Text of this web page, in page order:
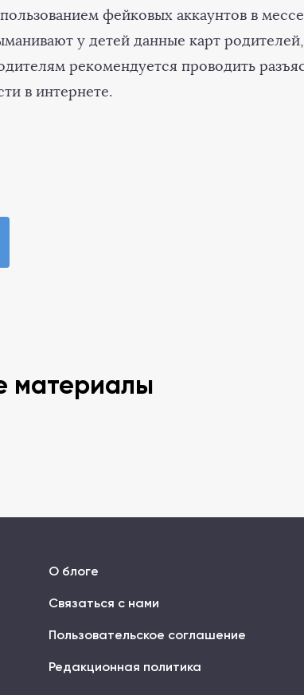
фейковых аккаунтов в
у детей данные карт
рекомендуется проводить
в интернете.
материалы
О блоге
Связаться с нами
Пользовательское соглашение
Редакционная политика